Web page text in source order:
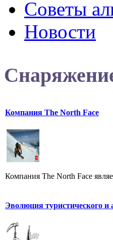
Советы
Новости
Компания The North Face
Компания The North Face
Эволюция туристического и